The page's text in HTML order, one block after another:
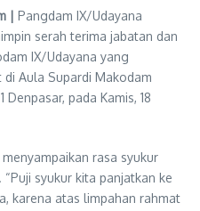
| Pangdam IX/Udayana
serah terima jabatan dan
IX/Udayana yang
Aula Supardi Makodam
Denpasar, pada Kamis, 18
rasa syukur
syukur kita panjatkan ke
karena atas limpahan rahmat